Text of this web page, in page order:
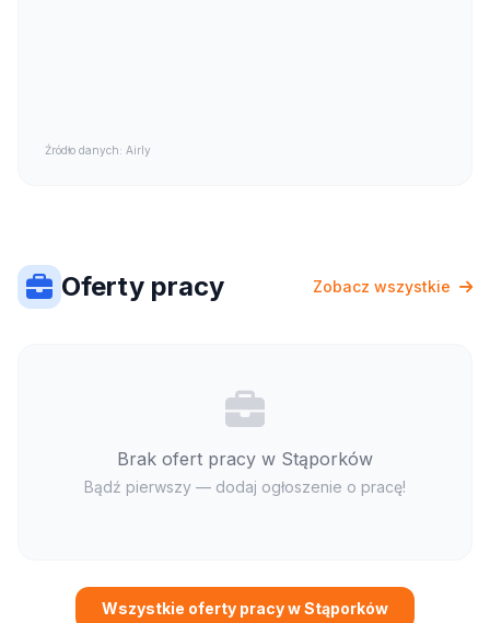
Źródło danych: Airly
Oferty pracy Zobacz wszystkie
Brak ofert pracy w Stąporków
Bądź pierwszy — dodaj ogłoszenie o pracę!
Wszystkie oferty pracy w Stąporków